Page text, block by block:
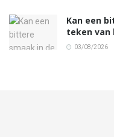
Kan een
teken van
03/08/2026